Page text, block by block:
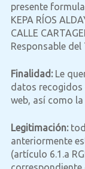
presente
KEPA RÍOS
CALLE
Responsable
Finalidad:Le
datos recogidos
web, así como
Legitimación:
anteriormente
(artículo 6.1.a